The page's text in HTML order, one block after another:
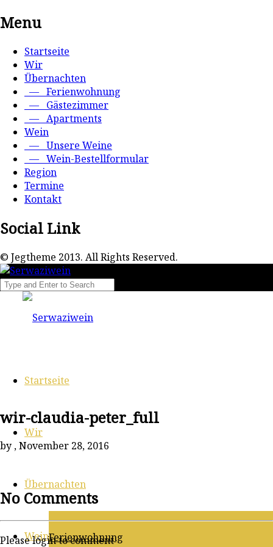
Menu
Startseite
Wir
Übernachten
— Ferienwohnung
— Gästezimmer
— Apartments
Wein
— Unsere Weine
— Wein-Bestellformular
Region
Termine
Kontakt
Social Link
© Jegtheme 2013. All Rights Reserved.
Startseite
Wir
Übernachten
Ferienwohnung
Wein
wir-claudia-peter_full
by , November 28, 2016
No Comments
Please login to comment